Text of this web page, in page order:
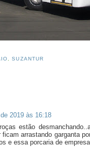
,SUZANTUR
2019 às 16:18
estão
arrastando garganta
e essa porcaria de empresa